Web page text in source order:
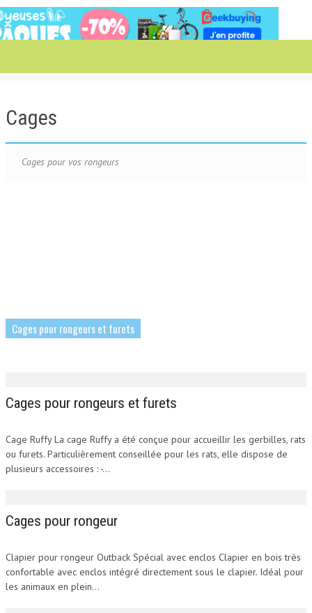
Cages
Cages pour vos rongeurs
Cages pour rongeurs et furets
Cages pour rongeur
Cages de transport et harnais
Cages pour rongeurs et furets
Cage Ruffy La cage Ruffy a été conçue pour accueillir les gerbilles, rats
ou furets. Particulièrement conseillée pour les rats, elle dispose de
plusieurs accessoires : -...
Cages pour rongeur
Clapier pour rongeur Outback Spécial avec enclos Clapier en bois très
confortable avec enclos intégré directement sous le clapier. Idéal pour
les animaux en plein...